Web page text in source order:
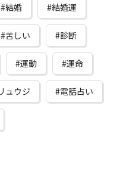
結婚 結婚運
苦しい 診断
運動 運命
ュウジ 電話占い